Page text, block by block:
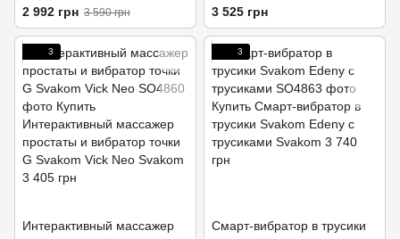
Red
2 992 грн 3 590 грн
3 525 грн
3
Интерактивный массажер
3
Смарт-вибратор в трусики